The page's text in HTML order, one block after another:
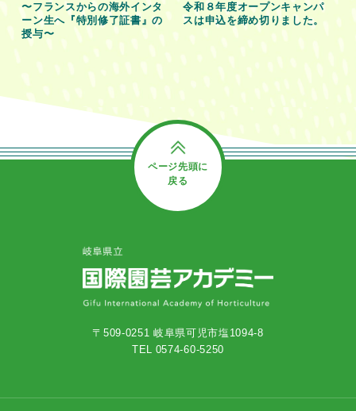
〜フランスからの海外インタ
ーン生へ『特別修了証書』の
授与〜
令和８年度オープンキャンパ
スは申込を締め切りました。
ページ先頭に
戻る
〒509-0251 岐阜県可児市塩1094-8
TEL 0574-60-5250